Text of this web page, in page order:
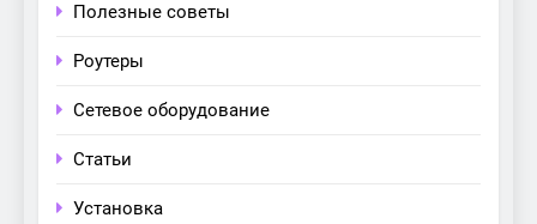
Полезные советы
Роутеры
Сетевое оборудование
Статьи
Установка